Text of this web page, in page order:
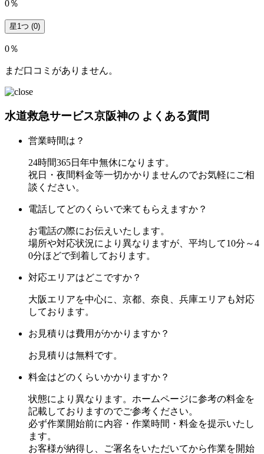
0％
星1つ (0)
0％
まだ口コミがありません。
水道救急サービス京阪神の よくある質問
営業時間は？
24時間365日年中無休になります。
祝日・夜間料金等一切かかりませんのでお気軽にご相
談ください。
電話してどのくらいで来てもらえますか？
お電話の際にお伝えいたします。
場所や対応状況により異なりますが、平均して10分～4
0分ほどで到着しております。
対応エリアはどこですか？
大阪エリアを中心に、京都、奈良、兵庫エリアも対応
しております。
お見積りは費用がかかりますか？
お見積りは無料です。
料金はどのくらいかかりますか？
状態により異なります。ホームページに参考の料金を
記載しておりますのでご参考ください。
必ず作業開始前に内容・作業時間・料金を提示いたし
ます。
お客様が納得し、ご署名をいただいてから作業を開始